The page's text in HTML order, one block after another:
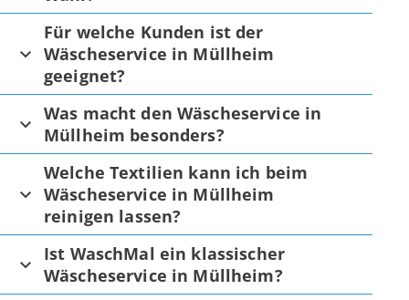
Für welche Kunden ist der
Wäscheservice in Müllheim
geeignet?
Was macht den Wäscheservice in
Müllheim besonders?
Welche Textilien kann ich beim
Wäscheservice in Müllheim
reinigen lassen?
Ist WaschMal ein klassischer
Wäscheservice in Müllheim?